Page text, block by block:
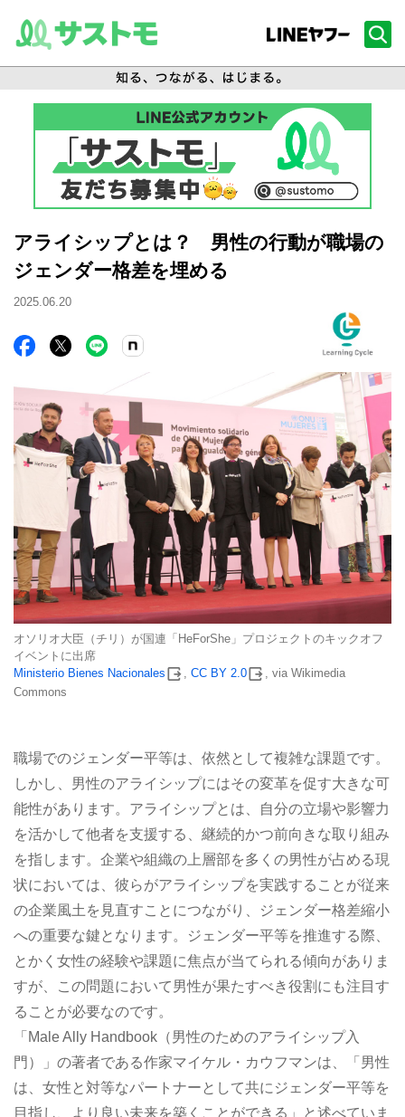
アライシップとは？ 男性の行動が職場の
ジェンダー格差を埋める
2025.06.20
オソリオ大臣（チリ）が国連「HeForShe」プロジェクトのキックオフ
イベントに出席
Ministerio Bienes Nacionales
, CC BY 2.0
, via Wikimedia
Commons
職場でのジェンダー平等は、依然として複雑な課題です。
しかし、男性のアライシップにはその変革を促す大きな可
能性があります。アライシップとは、自分の立場や影響力
を活かして他者を支援する、継続的かつ前向きな取り組み
を指します。企業や組織の上層部を多くの男性が占める現
状においては、彼らがアライシップを実践することが従来
の企業風土を見直すことにつながり、ジェンダー格差縮小
への重要な鍵となります。ジェンダー平等を推進する際、
とかく女性の経験や課題に焦点が当てられる傾向がありま
すが、この問題において男性が果たすべき役割にも注目す
ることが必要なのです。
「Male Ally Handbook（男性のためのアライシップ入
門）」の著者である作家マイケル・カウフマンは、「男性
は、女性と対等なパートナーとして共にジェンダー平等を
目指し、より良い未来を築くことができる」と述べていま